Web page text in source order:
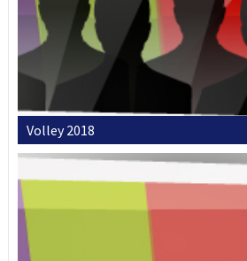
Volley 2018